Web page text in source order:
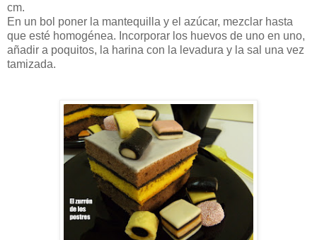
cm.
En un bol poner la mantequilla y el azúcar, mezclar hasta
que esté homogénea. Incorporar los huevos de uno en uno,
añadir a poquitos, la harina con la levadura y la sal una vez
tamizada.